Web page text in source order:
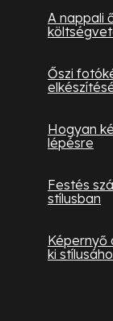
A nappali
Őszi
Hogyan
lépésre
Festés
stílusban
Képernyő
ki